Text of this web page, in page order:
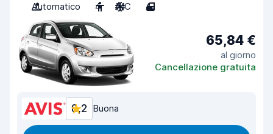
Automatico
4 A/C 4
65,84 €
al giorno
Cancellazione gratuita
8,2 Buona